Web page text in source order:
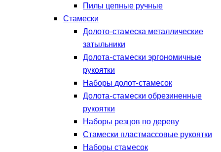
Пилы цепные ручные
Стамески
Долото-стамеска металлические
затыльники
Долота-стамески эргономичные
рукоятки
Наборы долот-стамесок
Долота-стамески обрезиненные
рукоятки
Наборы резцов по дереву
Стамески пластмассовые рукоятки
Наборы стамесок